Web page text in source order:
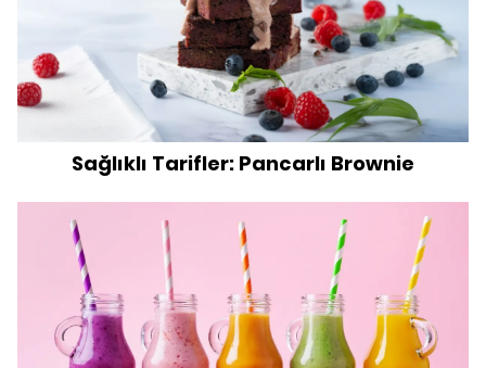
Sağlıklı Tarifler: Pancarlı Brownie